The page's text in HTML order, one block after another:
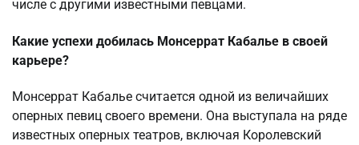
числе с другими известными певцами.
Какие успехи добилась Монсеррат Кабалье в своей
карьере?
Монсеррат Кабалье считается одной из величайших
оперных певиц своего времени. Она выступала на ряде
известных оперных театров, включая Королевский